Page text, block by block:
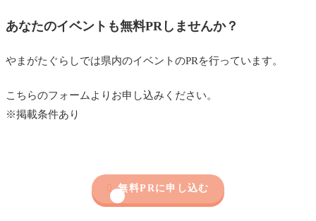
あなたのイベントも無料PRしませんか？
やまがたぐらしでは県内のイベントのPRを行っています。
こちらのフォームよりお申し込みください。
※掲載条件あり
 無料PRに申し込む